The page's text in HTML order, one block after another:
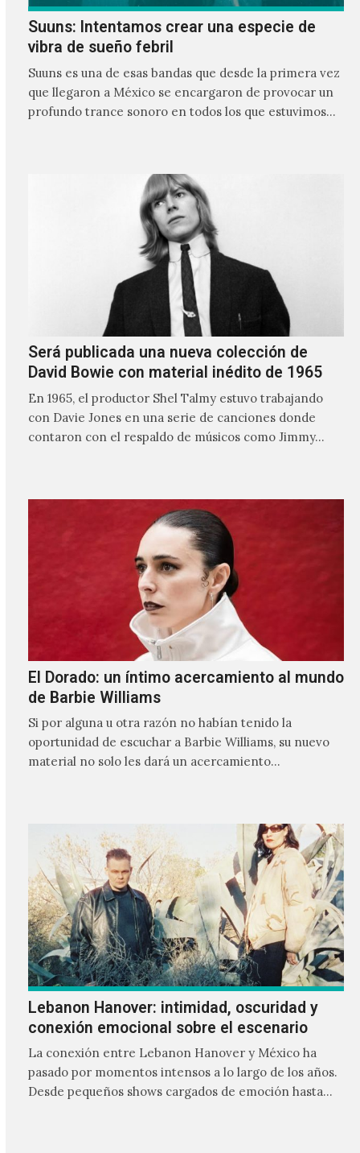
Suuns: Intentamos crear una especie de
vibra de sueño febril
Suuns es una de esas bandas que desde la primera vez
que llegaron a México se encargaron de provocar un
profundo trance sonoro en todos los que estuvimos
Será publicada una nueva colección de
David Bowie con material inédito de 1965
En 1965, el productor Shel Talmy estuvo trabajando
con Davie Jones en una serie de canciones donde
contaron con el respaldo de músicos como Jimmy…
El Dorado: un íntimo acercamiento al mundo
de Barbie Williams
Si por alguna u otra razón no habían tenido la
oportunidad de escuchar a Barbie Williams, su nuevo
material no solo les dará un acercamiento…
Lebanon Hanover: intimidad, oscuridad y
conexión emocional sobre el escenario
La conexión entre Lebanon Hanover y México ha
pasado por momentos intensos a lo largo de los años.
Desde pequeños shows cargados de emoción hasta